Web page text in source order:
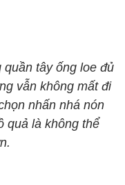
quần tây ống loe đủ
vẫn không mất đi
nhấn nhá nón
quả là không thể